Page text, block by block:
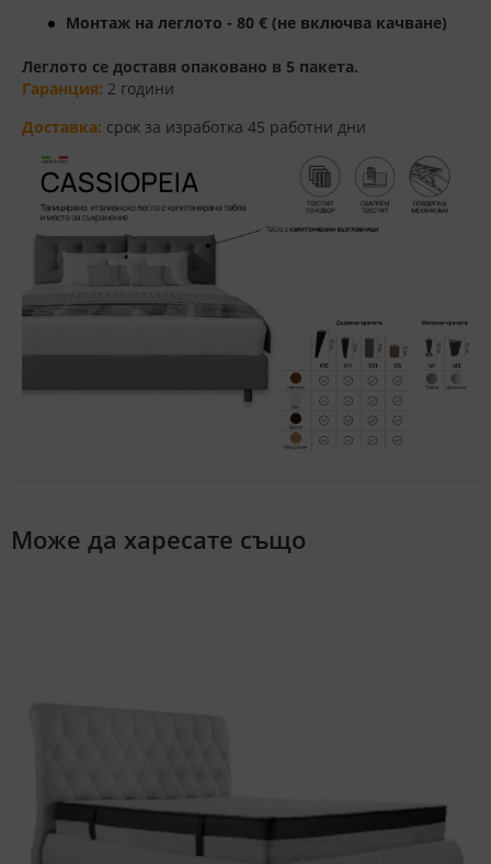
Монтаж на леглото - 80 € (не включва качване)
Леглото се доставя опаковано в 5 пакета.
Гаранция: 2 години
Доставка: срок за изработка 45 работни дни
Може да харесате също